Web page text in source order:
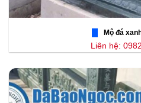
Mộ đá
Liên hệ: